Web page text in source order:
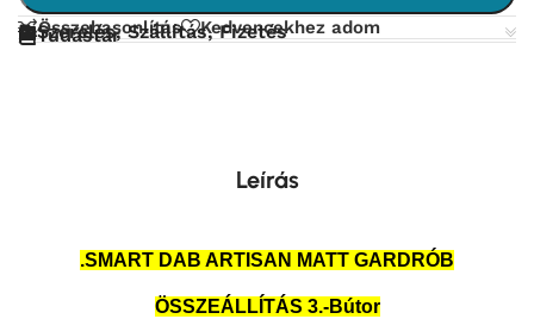
Összehasonlítás Kedvencekhez adom
Szerelés, Szállítás, Fizetés
Tudástár
Leírás
.SMART DAB ARTISAN MATT GARDRÓB
ÖSSZEÁLLÍTÁS 3.-Bútor